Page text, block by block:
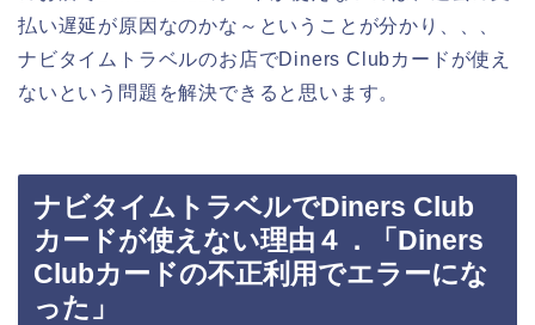
払い遅延が原因なのかな～ということが分かり、、、
ナビタイムトラベルのお店でDiners Clubカードが使え
ないという問題を解決できると思います。
ナビタイムトラベルでDiners Club
カードが使えない理由４．「Diners
Clubカードの不正利用でエラーにな
った」